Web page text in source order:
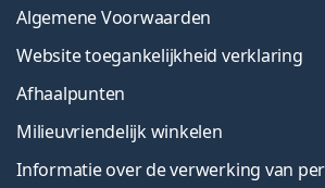
Algemene Voorwaarden
Website toegankelijkheid verklaring
Afhaalpunten
Milieuvriendelijk winkelen
Informatie over de verwerking van